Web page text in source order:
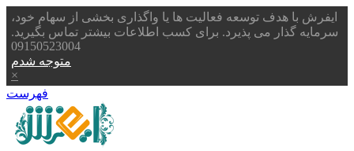
ایفرش با هدف توسعه فعالیت ها یا واگذاری بخشی از سهام خود،
سرمایه گذار می پذیرد. برای کسب اطلاعات بیشتر تماس بگیرید.
09150523004
متوجه شدم
×
فهرست